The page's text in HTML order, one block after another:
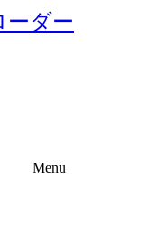
ーダー
Menu